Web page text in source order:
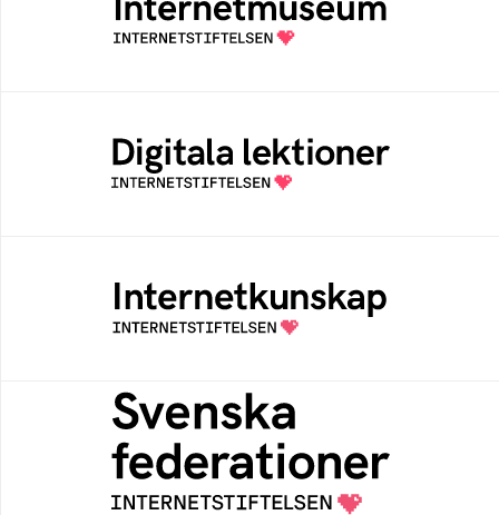
Ett digitalt museum som byggts, och kureras
av Internetstiftelsen
Öppen digital lärresurs med färdiga lektioner
för alla stadier i grundskolan
Samlad kunskap som hjälper dig att bli en
säker och medveten internetanvändare
Svenska federationer
Grunden för medlemskap i en sektors- eller
kontextspecifik federation